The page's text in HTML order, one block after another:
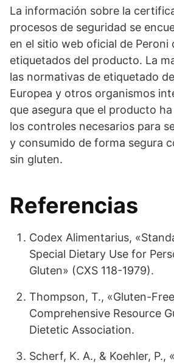
La información sobre la
procesos de seguridad se
en el sitio web oficial de Peroni
etiquetados del producto. La
las normativas de etiquetado
Europea y otros organismos
que asegura que el producto
los controles necesarios para
y consumido de forma segura
sin gluten.
Referencias
Codex Alimentarius,
Special Dietary Use for
Gluten» (CXS 118-1979).
Thompson, T., «Gluten-
Comprehensive Resource
Dietetic Association.
Scherf, K. A., & Koehler, P.,